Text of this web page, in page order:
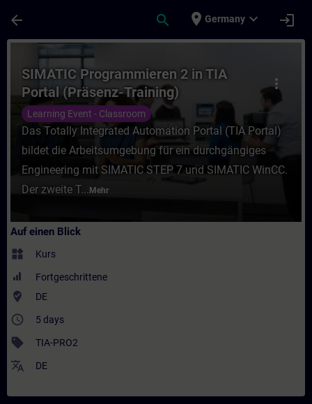
arrow_back search place Germany expand_more login
Kurs - SIMATIC Programmieren 2 in TIA
more_vert
SIMATIC Programmieren 2 in TIA
Portal (Präsenz-Training)
Learning Event - Classroom
Das Totally Integrated Automation Portal (TIA Portal)
bildet die Arbeitsumgebung für ein durchgängiges
Engineering mit SIMATIC STEP 7 und SIMATIC WinCC.
Der zweite T... Mehr
Auf einen Blick
widgets Kurs
Fortgeschrittene
where_to_vote DE
access_time 5 days
sell TIA-PRO2
translate DE